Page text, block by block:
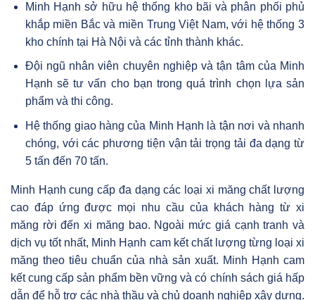
Minh Hạnh sở hữu hệ thống kho bãi và phân phối phủ
khắp miền Bắc và miền Trung Việt Nam, với hệ thống 3
kho chính tại Hà Nội và các tỉnh thành khác.
Đội ngũ nhân viên chuyên nghiệp và tận tâm của Minh
Hạnh sẽ tư vấn cho bạn trong quá trình chọn lựa sản
phẩm và thi công.
Hệ thống giao hàng của Minh Hạnh là tận nơi và nhanh
chóng, với các phương tiện vận tải trọng tải đa dạng từ
5 tấn đến 70 tấn.
Minh Hạnh cung cấp đa dạng các loại xi măng chất lượng
cao đáp ứng được mọi nhu cầu của khách hàng từ xi
măng rời đến xi măng bao. Ngoài mức giá cạnh tranh và
dịch vụ tốt nhất, Minh Hạnh cam kết chất lượng từng loại xi
măng theo tiêu chuẩn của nhà sản xuất. Minh Hạnh cam
kết cung cấp sản phẩm bền vững và có chính sách giá hấp
dẫn để hỗ trợ các nhà thầu và chủ doanh nghiệp xây dựng.